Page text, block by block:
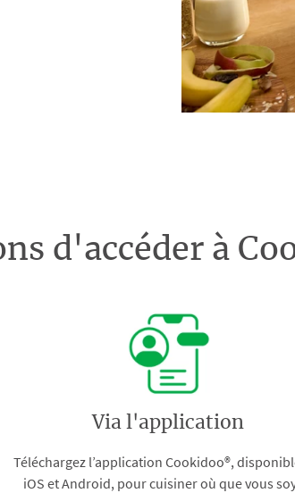
d'accéder à
Via l'application
Téléchargez l’application Cookidoo®,
iOS et Android, pour cuisiner où que vous